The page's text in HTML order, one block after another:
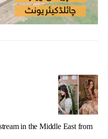
in the Middle East from